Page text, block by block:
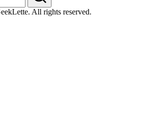
All rights reserved.